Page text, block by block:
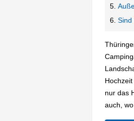
Sind
nur das
auch,